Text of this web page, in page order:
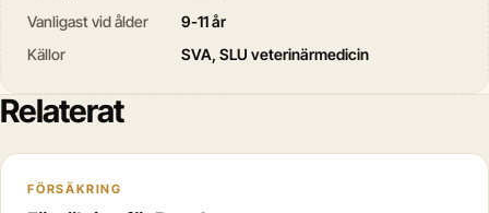
Vanligast vid ålder
9-11 år
Källor
SVA, SLU veterinärmedicin
Relaterat
FÖRSÄKRING